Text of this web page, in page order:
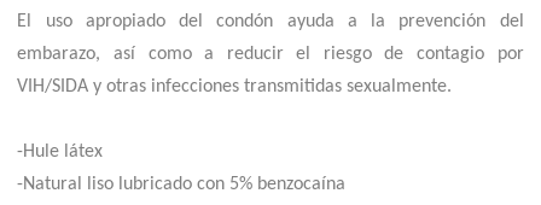
El uso apropiado del condón ayuda a la prevención del
embarazo, así como a reducir el riesgo de contagio por
VIH/SIDA y otras infecciones transmitidas sexualmente.
-Hule látex
-Natural liso lubricado con 5% benzocaína